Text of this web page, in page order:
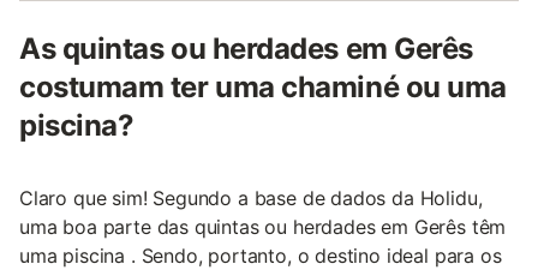
As quintas ou herdades em Gerês
costumam ter uma chaminé ou uma
piscina?
Claro que sim! Segundo a base de dados da Holidu,
uma boa parte das quintas ou herdades em Gerês têm
uma piscina . Sendo, portanto, o destino ideal para os